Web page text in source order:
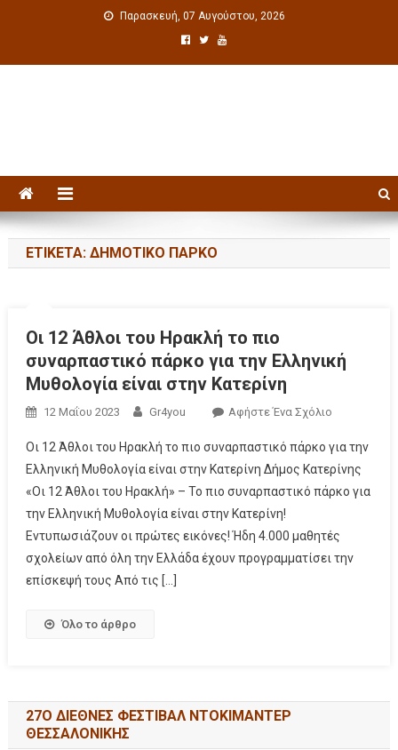
Παρασκευή, 07 Αυγούστου, 2026
ΕΤΙΚΈΤΑ: ΔΗΜΟΤΙΚΌ ΠΆΡΚΟ
Οι 12 Άθλοι του Ηρακλή το πιο
συναρπαστικό πάρκο για την Ελληνική
Μυθολογία είναι στην Κατερίνη
12 Μαΐου 2023 Gr4you Αφήστε Ένα Σχόλιο
Οι 12 Άθλοι του Ηρακλή το πιο συναρπαστικό πάρκο για την
Ελληνική Μυθολογία είναι στην Κατερίνη Δήμος Κατερίνης
«Οι 12 Άθλοι του Ηρακλή» – Το πιο συναρπαστικό πάρκο για
την Ελληνική Μυθολογία είναι στην Κατερίνη!
Εντυπωσιάζουν οι πρώτες εικόνες! Ήδη 4.000 μαθητές
σχολείων από όλη την Ελλάδα έχουν προγραμματίσει την
επίσκεψή τους Από τις […]
Όλο το άρθρο
27Ο ΔΙΕΘΝΕΣ ΦΕΣΤΙΒΑΛ ΝΤΟΚΙΜΑΝΤΕΡ
ΘΕΣΣΑΛΟΝΙΚΗΣ